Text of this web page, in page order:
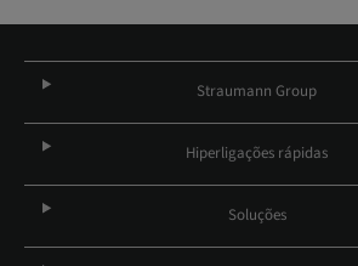
Straumann Group
Hiperligações rápidas
Soluções